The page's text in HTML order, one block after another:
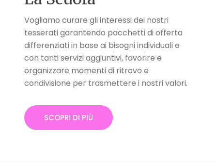
Vogliamo curare gli interessi dei nostri
tesserati garantendo pacchetti di offerta
differenziati in base ai bisogni individuali e
con tanti servizi aggiuntivi, favorire e
organizzare momenti di ritrovo e
condivisione per trasmettere i nostri valori.
SCOPRI DI PIÙ